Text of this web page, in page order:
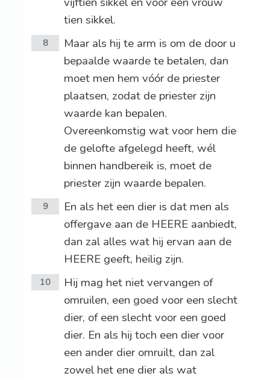
tien sikkel.
8
Maar als hij te arm is om de door u
bepaalde waarde te betalen, dan
moet men hem vóór de priester
plaatsen, zodat de priester zijn
waarde kan bepalen.
Overeenkomstig wat voor hem die
de gelofte afgelegd heeft, wél
binnen handbereik is, moet de
priester zijn waarde bepalen.
9
En als het een dier is dat men als
offergave aan de HEERE aanbiedt,
dan zal alles wat hij ervan aan de
HEERE geeft, heilig zijn.
10
Hij mag het niet vervangen of
omruilen, een goed voor een slecht
dier, of een slecht voor een goed
dier. En als hij toch een dier voor
een ander dier omruilt, dan zal
zowel het ene dier als wat